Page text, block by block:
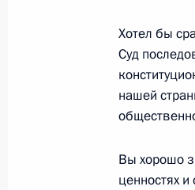
29 ноября
Встреча с
13 декабря
Хотел бы
Суд
нашей
Вы хорошо
ценностях